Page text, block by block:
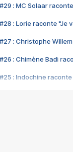
#29 : MC Solaar
#28 : Lorie raconte "Je
#27 : Christophe
#26 : Chimène Badi
#25 : Indochine